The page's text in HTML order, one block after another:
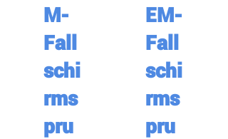
M-
Fall
schi
rms
pru
EM-
Fall
schi
rms
pru